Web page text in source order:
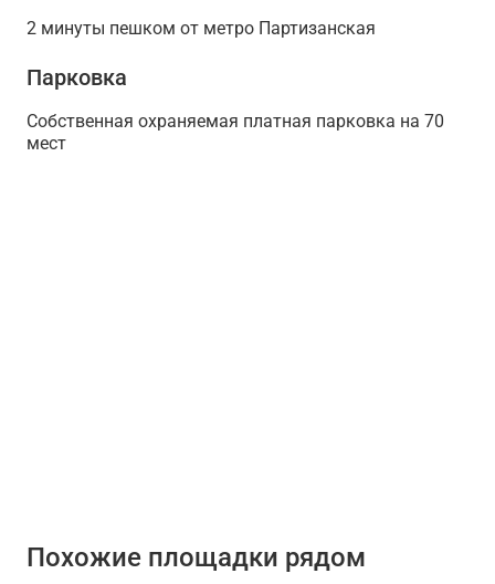
2 минуты пешком от метро Партизанская
Парковка
Собственная охраняемая платная парковка на 70
мест
Похожие площадки рядом